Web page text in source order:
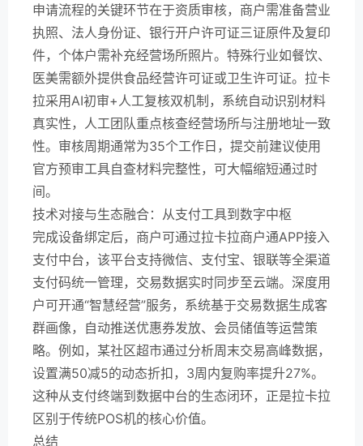
申请流程的关键环节在于资质审核，商户需准备营业
执照、法人身份证、银行开户许可证三证原件及复印
件，个体户需补充经营场所照片。特殊行业如餐饮、
医美需额外提供食品经营许可证或卫生许可证。拉卡
拉采用AI初审+人工复核双机制，系统自动识别材料
真实性，人工团队重点核查经营场所与注册地址一致
性。审核周期通常为35个工作日，提交前建议使用
官方预审工具自查材料完整性，可大幅缩短通过时
间。
技术对接与生态融合：从支付工具到数字中枢
完成设备绑定后，商户可通过拉卡拉商户通APP接入
支付中台，该平台支持微信、支付宝、银联等全渠道
支付码统一管理，交易数据实时同步至云端。深度用
户可开通“智慧经营”服务，系统基于交易数据生成客
群画像，自动推送优惠券发放、会员储值等运营策
略。例如，某社区超市通过分析周末交易高峰数据，
设置满50减5的动态折扣，3周内复购率提升27%。
这种从支付终端到数据中台的生态闭环，正是拉卡拉
区别于传统POS机的核心价值。
总结